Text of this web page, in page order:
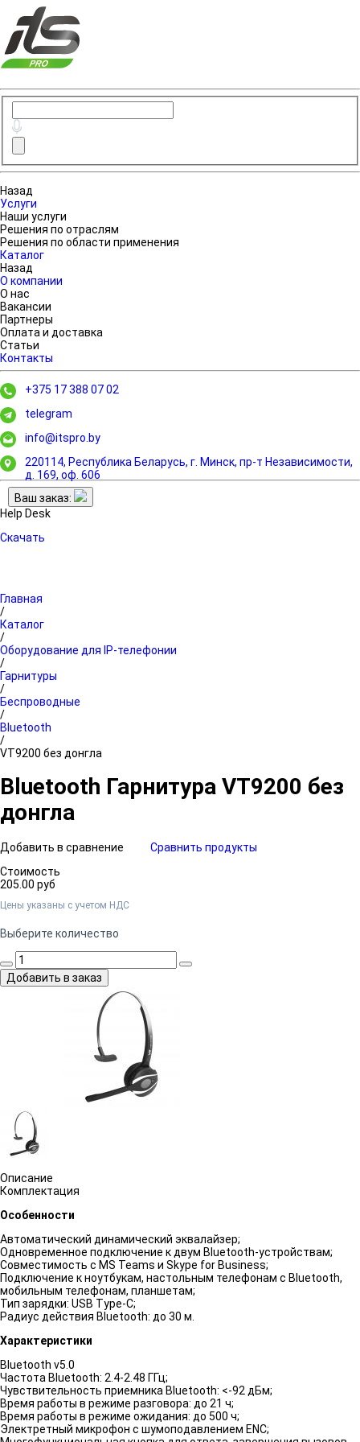
Назад
Услуги
Наши услуги
Решения по отраслям
Решения по области применения
Каталог
Назад
О компании
О нас
Вакансии
Партнеры
Оплата и доставка
Статьи
Контакты
+375 17 388 07 02
telegram
info@itspro.by
220114, Республика Беларусь, г. Минск, пр-т Независимости,
д. 169, оф. 606
Ваш заказ:
Help Desk
Скачать
Главная
/
Каталог
/
Оборудование для IP-телефонии
/
Гарнитуры
/
Беспроводные
/
Bluetooth
/
VT9200 без донгла
Bluetooth Гарнитура VT9200 без
донгла
Добавить в сравнение
Сравнить продукты
Стоимость
205.00 руб
Цены указаны c учетом НДС
Выберите количество
Добавить в заказ
Описание
Комплектация
Особенности
Автоматический динамический эквалайзер;
Одновременное подключение к двум Bluetooth-устройствам;
Совместимость с MS Teams и Skype for Business;
Подключение к ноутбукам, настольным телефонам c Bluetooth,
мобильным телефонам, планшетам;
Тип зарядки: USB Type-C;
Радиус действия Bluetooth: до 30 м.
Характеристики
Bluetooth v5.0
Частота Bluetooth: 2.4-2.48 ГГц;
Чувствительность приемника Bluetooth: <-92 дБм;
Время работы в режиме разговора: до 21 ч;
Время работы в режиме ожидания: до 500 ч;
Электретный микрофон с шумоподавлением ENC;